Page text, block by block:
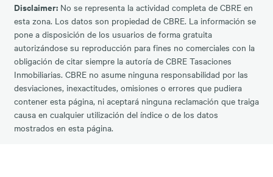
Disclaimer:No se representa la actividad completa de CBRE en
esta zona. Los datos son propiedad de CBRE. La información se
pone a disposición de los usuarios de forma gratuita
autorizándose su reproducción para fines no comerciales con la
obligación de citar siempre la autoría de CBRE Tasaciones
Inmobiliarias. CBRE no asume ninguna responsabilidad por las
desviaciones, inexactitudes, omisiones o errores que pudiera
contener esta página, ni aceptará ninguna reclamación que traiga
causa en cualquier utilización del índice o de los datos
mostrados en esta página.